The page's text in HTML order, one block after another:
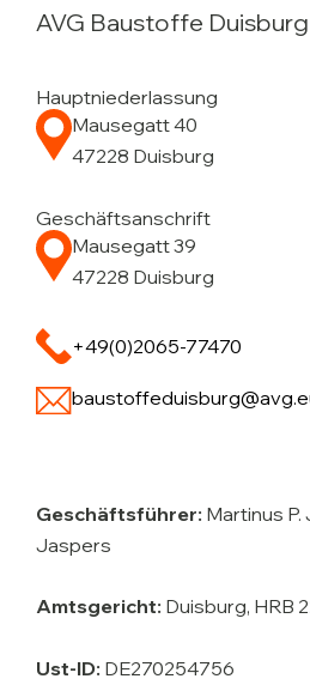
AVG Baustoffe
Hauptniederlassung
Mausegatt 40
47228 Duisburg
Geschäftsanschrift
Mausegatt 39
47228 Duisburg
+49(0)2065-77470
Geschäftsführer: Martinus P.
Jaspers
Amtsgericht: Duisburg, HRB
Ust-ID: DE270254756